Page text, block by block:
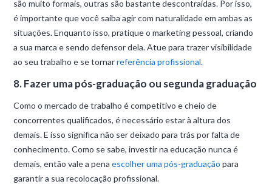
são muito formais, outras são bastante descontraídas. Por isso,
é importante que você saiba agir com naturalidade em ambas as
situações. Enquanto isso, pratique o marketing pessoal, criando
a sua marca e sendo defensor dela. Atue para trazer visibilidade
ao seu trabalho e se tornarreferência profissional.
8. Fazer uma pós-graduação ou segunda graduação
Como o mercado de trabalho é competitivo e cheio de
concorrentes qualificados, é necessário estar à altura dos
demais. E isso significa não ser deixado para trás por falta de
conhecimento. Como se sabe, investir na educação nunca é
demais, então vale a penaescolher uma pós-graduação para
garantir a sua recolocação profissional.